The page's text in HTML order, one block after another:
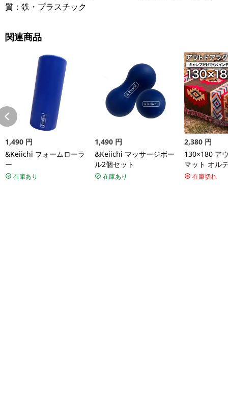
質：鉄・プラスチック
関連商品
1,490 円
&Keiichi フォームローラ
ー
在庫あり
1,490 円
&Keiichi マッサージボー
ル2個セット
在庫あり
2,380 円
130×180 ア
マット オル
リア アメリ
在庫切れ